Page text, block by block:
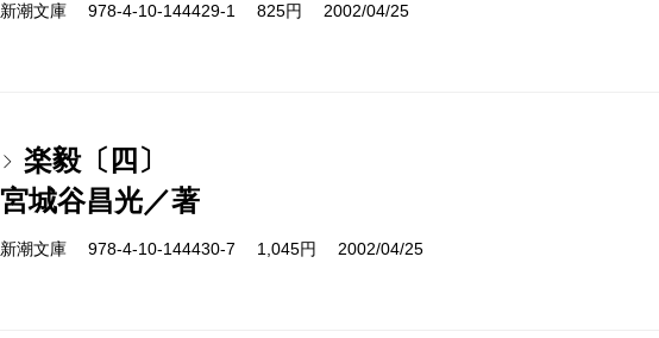
新潮文庫 978-4-10-144429-1 825円 2002/04/25
楽毅〔四〕
宮城谷昌光／著
新潮文庫 978-4-10-144430-7 1,045円 2002/04/25